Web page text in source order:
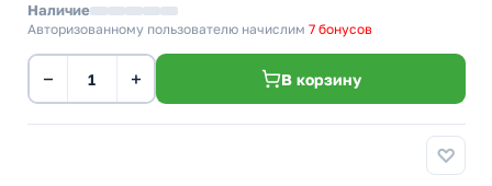
Наличие
Авторизованному пользователю начислим 7 бонусов
− + В корзину